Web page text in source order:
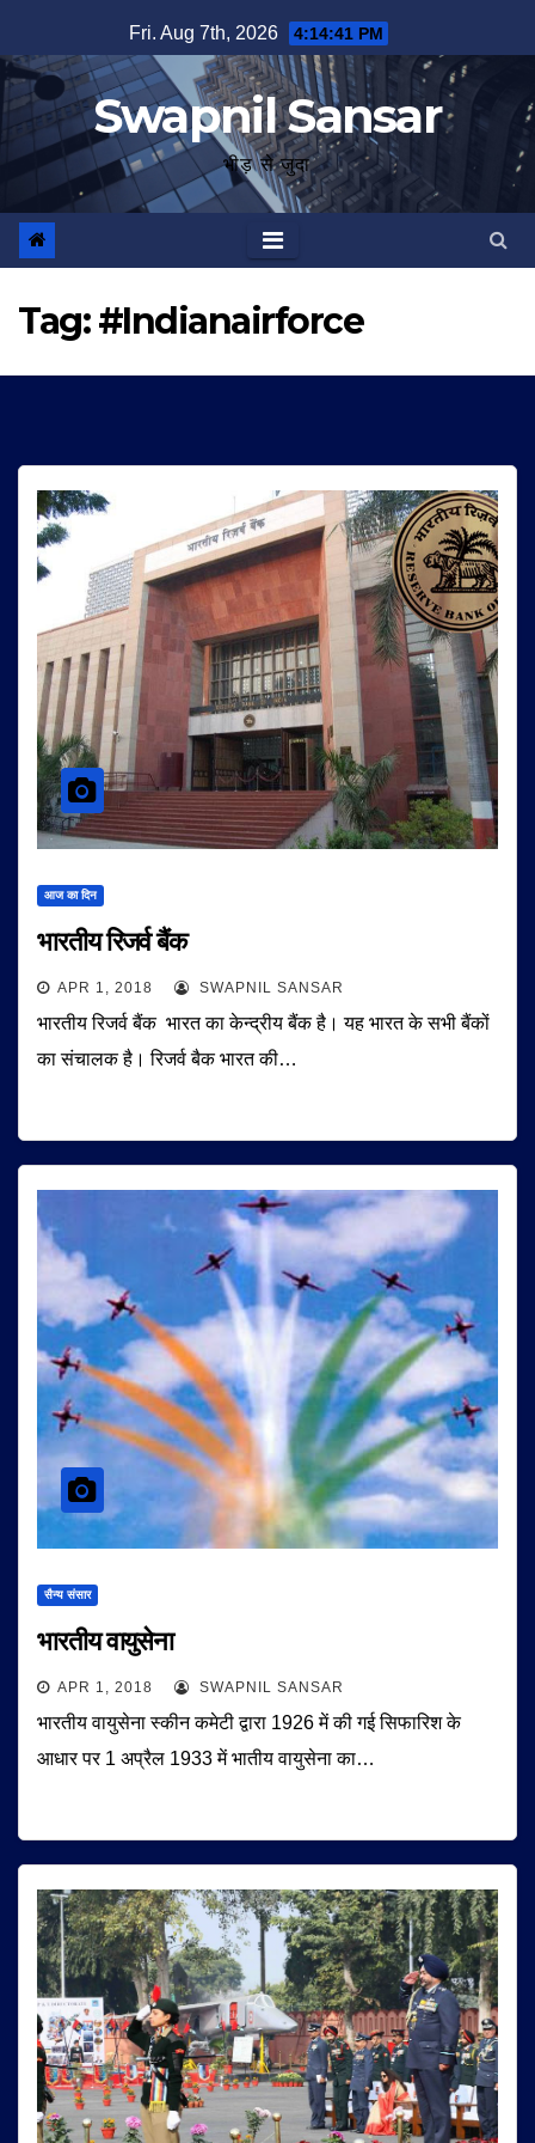
to
content
Fri. Aug 7th, 2026 4:14:42 PM
Swapnil Sansar
भीड़ से जुदा
Tag:#Indianairforce
आज का दिन
भारतीय रिजर्व बैंक
APR 1, 2018 SWAPNIL SANSAR
भारतीय रिजर्व बैंक भारत का केन्द्रीय बैंक है। यह भारत के सभी बैंकों
का संचालक है। रिजर्व बैक भारत की…
सैन्य संसार
भारतीय वायुसेना
APR 1, 2018 SWAPNIL SANSAR
भारतीय वायुसेना स्कीन कमेटी द्वारा 1926 में की गई सिफारिश के
आधार पर 1 अप्रैल 1933 में भातीय वायुसेना का…